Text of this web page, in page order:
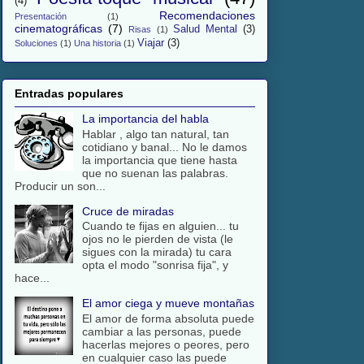
Presentación (1)
Recomendaciones
cinematográficas (7) Risas (1) Salud Mental (3)
Soluciones (1) Una historia (1) Viajar (3)
Entradas populares
La importancia del habla
Hablar , algo tan natural, tan
cotidiano y banal... No le damos
la importancia que tiene hasta
que no suenan las palabras.
Producir un son...
Cruce de miradas
Cuando te fijas en alguien... tu
ojos no le pierden de vista (le
sigues con la mirada) tu cara
opta el modo "sonrisa fija", y
hace...
El amor ciega y mueve montañas
El amor de forma absoluta puede
cambiar a las personas, puede
hacerlas mejores o peores, pero
en cualquier caso las puede